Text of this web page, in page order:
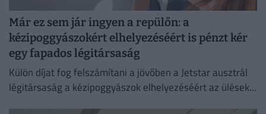
Már ez sem jár ingyen a repülőn: a
kézipoggyászokért elhelyezéséért is pénzt kér
egy fapados légitársaság
Külön díjat fog felszámítani a jövőben a Jetstar ausztrál
légitársaság a kézipoggyászok elhelyezéséért az ülések